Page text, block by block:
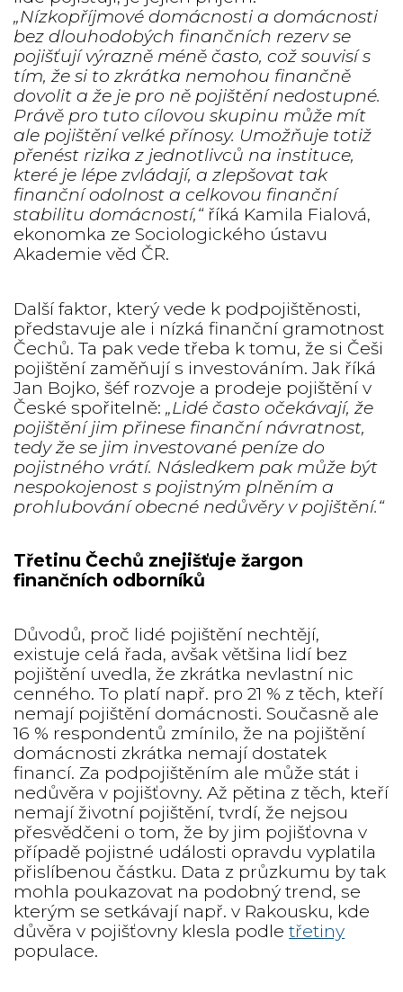
„Nízkopříjmové domácnosti a domácnosti
bez dlouhodobých finančních rezerv se
pojišťují výrazně méně často, což souvisí s
tím, že si to zkrátka nemohou finančně
dovolit a že je pro ně pojištění nedostupné.
Právě pro tuto cílovou skupinu může mít
ale pojištění velké přínosy. Umožňuje totiž
přenést rizika z jednotlivců na instituce,
které je lépe zvládají, a zlepšovat tak
finanční odolnost a celkovou finanční
stabilitu domácností,“říká Kamila Fialová,
ekonomka ze Sociologického ústavu
Akademie věd ČR.
Další faktor, který vede k podpojištěnosti,
představuje ale i nízká finanční gramotnost
Čechů. Ta pak vede třeba k tomu, že si Češi
pojištění zaměňují s investováním. Jak říká
Jan Bojko, šéf rozvoje a prodeje pojištění v
České spořitelně:„Lidé často očekávají, že
pojištění jim přinese finanční návratnost,
tedy že se jim investované peníze do
pojistného vrátí. Následkem pak může být
nespokojenost s pojistným plněním a
prohlubování obecné nedůvěry v pojištění.“
Třetinu Čechů znejišťuje žargon
finančních odborníků
Důvodů, proč lidé pojištění nechtějí,
existuje celá řada, avšak většina lidí bez
pojištění uvedla, že zkrátka nevlastní nic
cenného. To platí např. pro 21 % z těch, kteří
nemají pojištění domácnosti. Současně ale
16 % respondentů zmínilo, že na pojištění
domácnosti zkrátka nemají dostatek
financí. Za podpojištěním ale může stát i
nedůvěra v pojišťovny. Až pětina z těch, kteří
nemají životní pojištění, tvrdí, že nejsou
přesvědčeni o tom, že by jim pojišťovna v
případě pojistné události opravdu vyplatila
přislíbenou částku. Data z průzkumu by tak
mohla poukazovat na podobný trend, se
kterým se setkávají např. v Rakousku, kde
důvěra v pojišťovny klesla podletřetiny
populace.